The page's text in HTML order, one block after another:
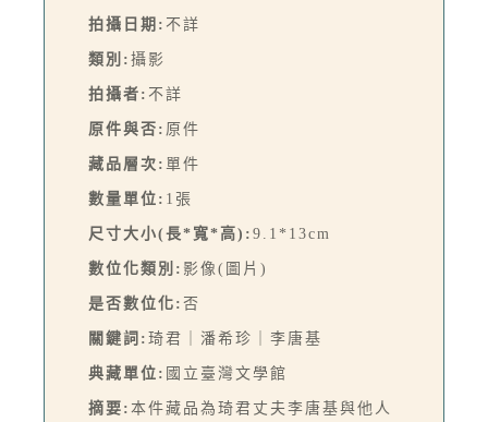
拍攝日期: 不詳
類別: 攝影
拍攝者: 不詳
原件與否: 原件
藏品層次: 單件
數量單位: 1張
尺寸大小(長*寬*高): 9.1*13cm
數位化類別: 影像(圖片)
是否數位化: 否
關鍵詞: 琦君｜潘希珍｜李唐基
典藏單位: 國立臺灣文學館
摘要: 本件藏品為琦君丈夫李唐基與他人